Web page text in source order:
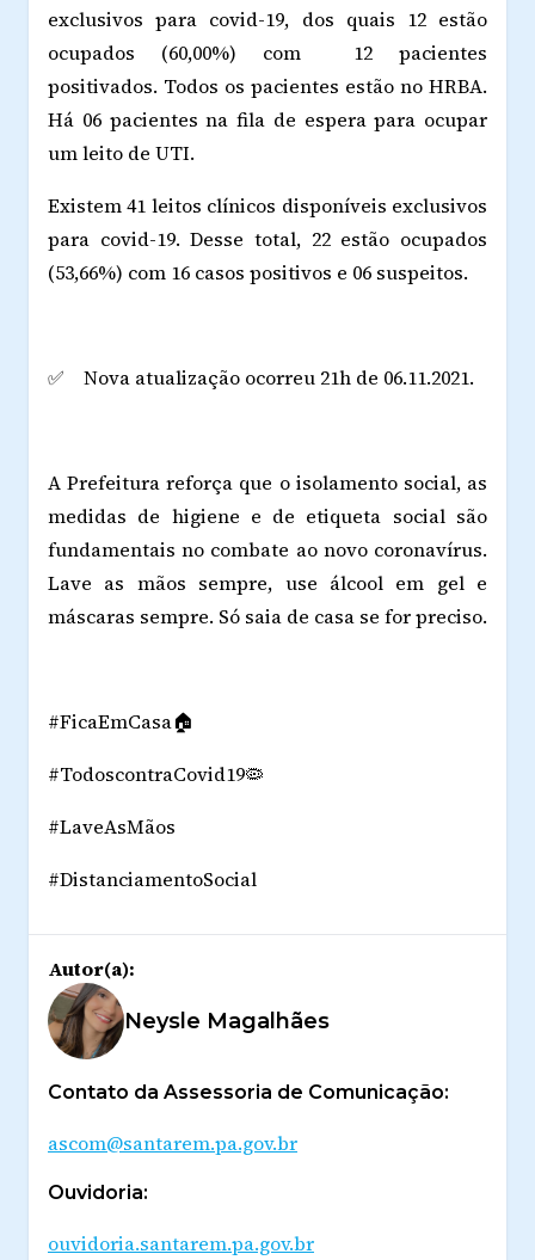
exclusivos para covid-19, dos quais 12 estão
ocupados (60,00%) com 12 pacientes
positivados. Todos os pacientes estão no HRBA.
Há 06 pacientes na fila de espera para ocupar
um leito de UTI.
Existem 41 leitos clínicos disponíveis exclusivos
para covid-19. Desse total, 22 estão ocupados
(53,66%) com 16 casos positivos e 06 suspeitos.
✅ Nova atualização ocorreu 21h de 06.11.2021.
A Prefeitura reforça que o isolamento social, as
medidas de higiene e de etiqueta social são
fundamentais no combate ao novo coronavírus.
Lave as mãos sempre, use álcool em gel e
máscaras sempre. Só saia de casa se for preciso.
#FicaEmCasa🏠
#TodoscontraCovid19🦠
#LaveAsMãos
#DistanciamentoSocial
Autor(a):
Neysle Magalhães
Contato da Assessoria de Comunicação:
ascom@santarem.pa.gov.br
Ouvidoria:
ouvidoria.santarem.pa.gov.br